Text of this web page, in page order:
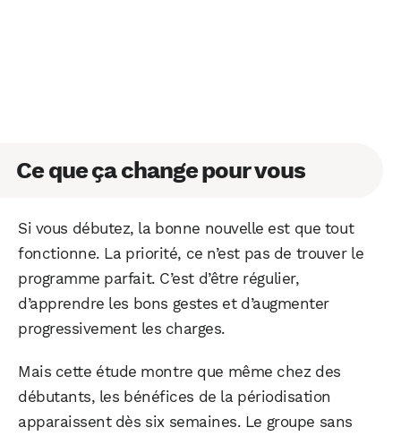
Ce que ça change pour vous
Si vous débutez, la bonne nouvelle est que tout
fonctionne. La priorité, ce n’est pas de trouver le
programme parfait. C’est d’être régulier,
d’apprendre les bons gestes et d’augmenter
progressivement les charges.
Mais cette étude montre que même chez des
débutants, les bénéfices de la périodisation
apparaissent dès six semaines. Le groupe sans